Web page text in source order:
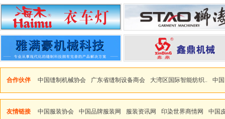
合作伙伴 中国缝制机械协会 广东省缝制设备商会 大湾区国际智能纺织.. 中
友情链接 中国服装协会 中国品牌服装网 服装资讯网 印染世界商情网 中国